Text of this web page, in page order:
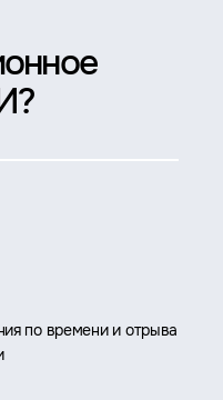
по времени и отрыва